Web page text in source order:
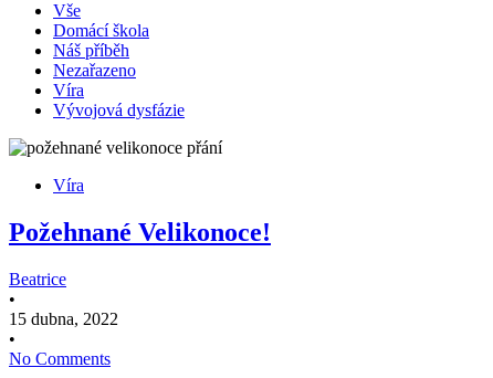
Vše
Domácí škola
Náš příběh
Nezařazeno
Víra
Vývojová dysfázie
Víra
Požehnané Velikonoce!
Beatrice
•
15 dubna, 2022
•
No Comments